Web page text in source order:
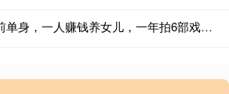
盒马配资 王鸥公开目前单身，一人赚钱养女儿，一年拍6部戏还转行去卖衣服